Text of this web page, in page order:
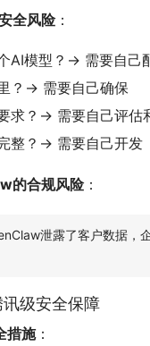
全风险：
AI模型？→ 需要自己
？→ 需要自己确保
求？→ 需要自己评估
整？→ 需要自己开发
的合规风险：
泄露了客户数据，
级安全保障
措施：